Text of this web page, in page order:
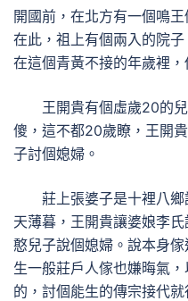
開國前，在北方有一個鳴
在此，祖上有個兩入的院
在這個青黃不接的年歲裡
王開貴有個虛歲20的兒
傻，這不都20歲瞭，王開
子討個媳婦。
莊上張婆子是十裡八鄉
天薄暮，王開貴讓婆娘李
憨兒子說個媳婦。說本身
生一般莊戶人傢也嫌晦氣
的，討個能生的傳宗接代